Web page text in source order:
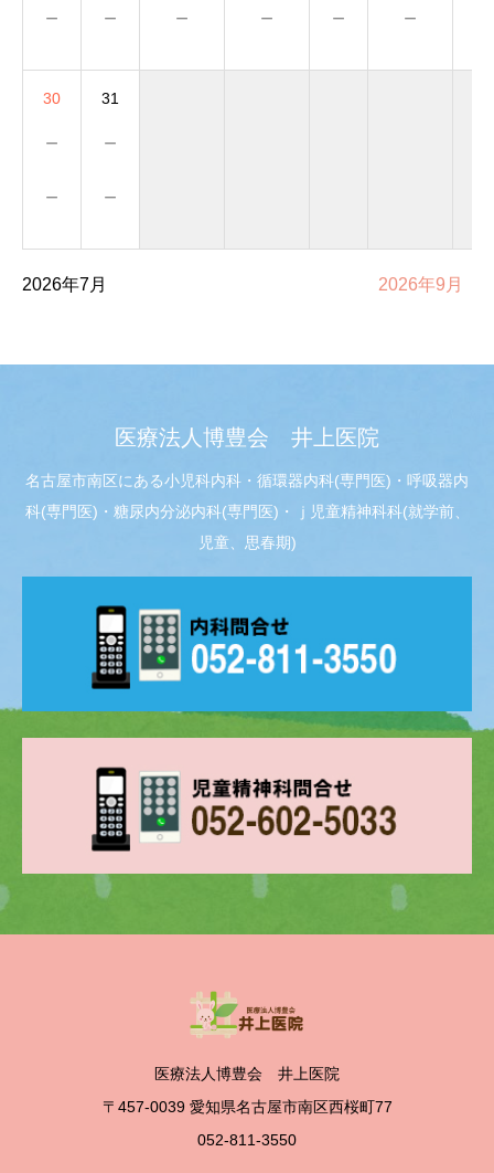
－
－
－
－
－
－
30
－
－
31
－
－
2026年7月 2026年9月
医療法人博豊会 井上医院
名古屋市南区にある小児科内科・循環器内科(専門医)・呼吸器内
科(専門医)・糖尿内分泌内科(専門医)・ｊ児童精神科科(就学前、
児童、思春期)
医療法人博豊会 井上医院
〒457-0039 愛知県名古屋市南区西桜町77
052-811-3550